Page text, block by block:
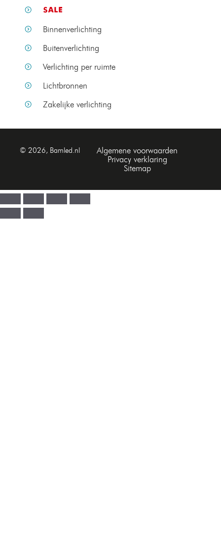
SALE
Binnenverlichting
Buitenverlichting
Verlichting per ruimte
Lichtbronnen
Zakelijke verlichting
© 2026, Bamled.nl
Algemene voorwaarden
Privacy verklaring
Sitemap